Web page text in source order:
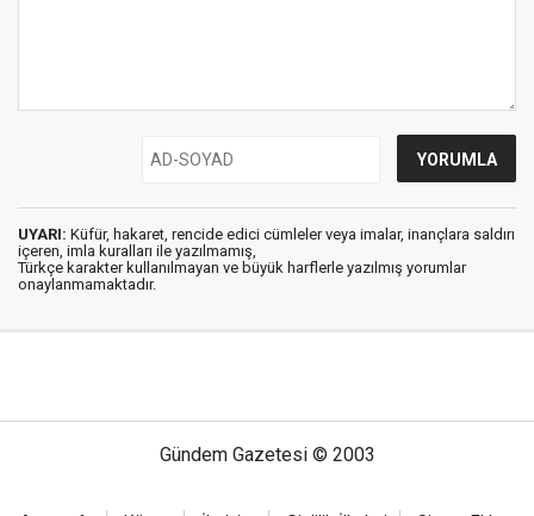
UYARI: Küfür, hakaret, rencide edici cümleler veya imalar, inançlara saldırı
içeren, imla kuralları ile yazılmamış,
Türkçe karakter kullanılmayan ve büyük harflerle yazılmış yorumlar
onaylanmamaktadır.
Gündem Gazetesi © 2003